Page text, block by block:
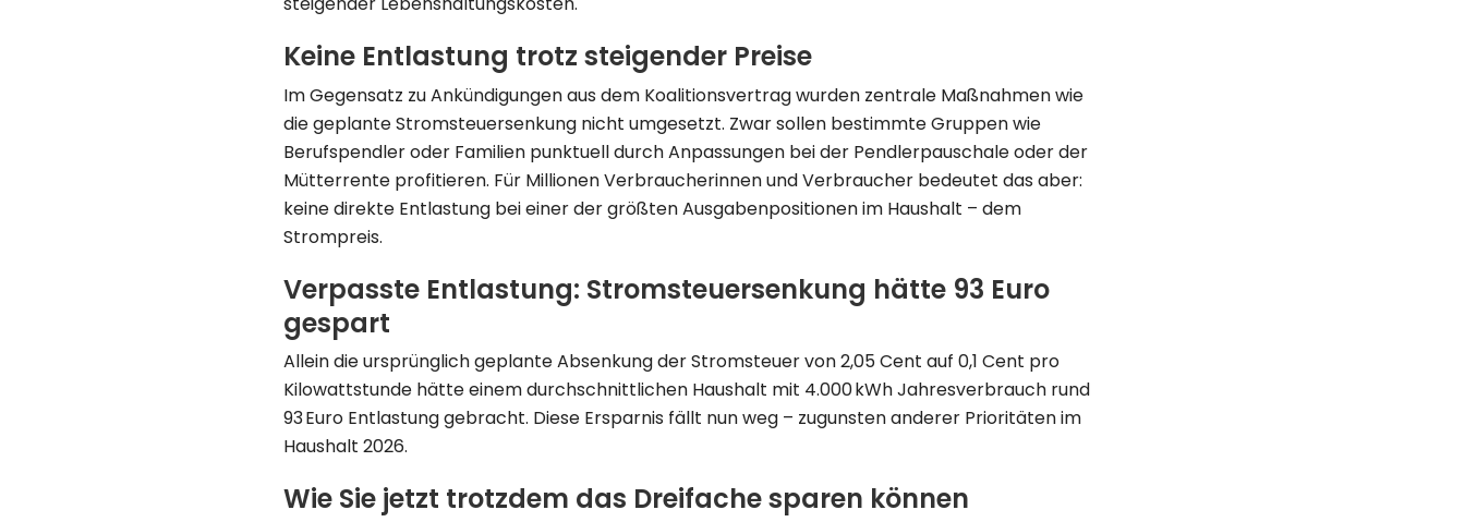
Keine Entlastung trotz steigender Preise
Im Gegensatz zu Ankündigungen aus dem Koalitionsvertrag wurden zentrale Maßnahmen wie
die geplante Stromsteuersenkung nicht umgesetzt. Zwar sollen bestimmte Gruppen wie
Berufspendler oder Familien punktuell durch Anpassungen bei der Pendlerpauschale oder der
Mütterrente profitieren. Für Millionen Verbraucherinnen und Verbraucher bedeutet das aber:
keine direkte Entlastung bei einer der größten Ausgabenpositionen im Haushalt – dem
Strompreis.
Verpasste Entlastung: Stromsteuersenkung hätte 93 Euro
gespart
Allein die ursprünglich geplante Absenkung der Stromsteuer von 2,05 Cent auf 0,1 Cent pro
Kilowattstunde hätte einem durchschnittlichen Haushalt mit 4.000 kWh Jahresverbrauch rund
93 Euro Entlastung gebracht. Diese Ersparnis fällt nun weg – zugunsten anderer Prioritäten im
Haushalt 2026.
Wie Sie jetzt trotzdem das Dreifache sparen können